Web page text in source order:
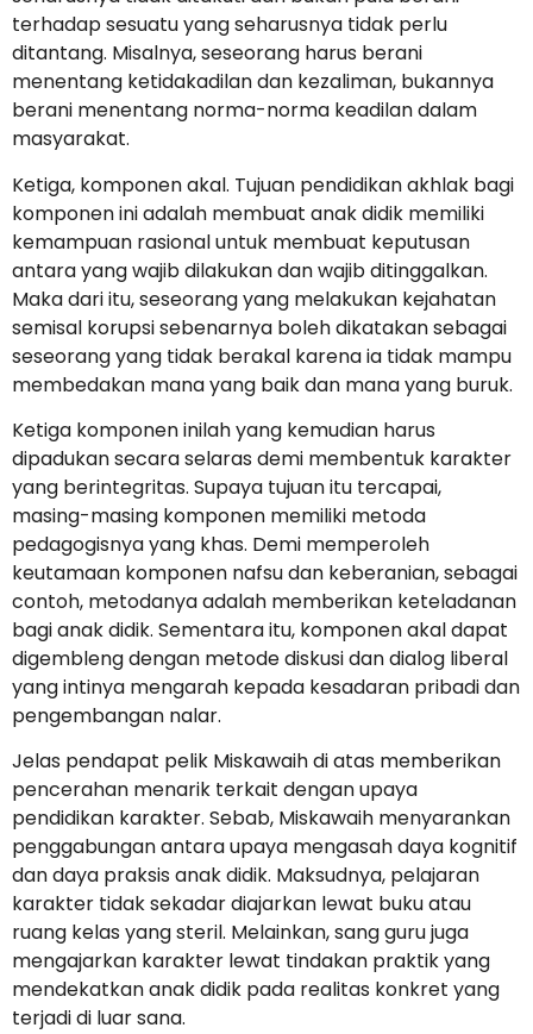
terhadap sesuatu yang seharusnya tidak perlu
ditantang. Misalnya, seseorang harus berani
menentang ketidakadilan dan kezaliman, bukannya
berani menentang norma-norma keadilan dalam
masyarakat.
Ketiga, komponen akal. Tujuan pendidikan akhlak bagi
komponen ini adalah membuat anak didik memiliki
kemampuan rasional untuk membuat keputusan
antara yang wajib dilakukan dan wajib ditinggalkan.
Maka dari itu, seseorang yang melakukan kejahatan
semisal korupsi sebenarnya boleh dikatakan sebagai
seseorang yang tidak berakal karena ia tidak mampu
membedakan mana yang baik dan mana yang buruk.
Ketiga komponen inilah yang kemudian harus
dipadukan secara selaras demi membentuk karakter
yang berintegritas. Supaya tujuan itu tercapai,
masing-masing komponen memiliki metoda
pedagogisnya yang khas. Demi memperoleh
keutamaan komponen nafsu dan keberanian, sebagai
contoh, metodanya adalah memberikan keteladanan
bagi anak didik. Sementara itu, komponen akal dapat
digembleng dengan metode diskusi dan dialog liberal
yang intinya mengarah kepada kesadaran pribadi dan
pengembangan nalar.
Jelas pendapat pelik Miskawaih di atas memberikan
pencerahan menarik terkait dengan upaya
pendidikan karakter. Sebab, Miskawaih menyarankan
penggabungan antara upaya mengasah daya kognitif
dan daya praksis anak didik. Maksudnya, pelajaran
karakter tidak sekadar diajarkan lewat buku atau
ruang kelas yang steril. Melainkan, sang guru juga
mengajarkan karakter lewat tindakan praktik yang
mendekatkan anak didik pada realitas konkret yang
terjadi di luar sana.